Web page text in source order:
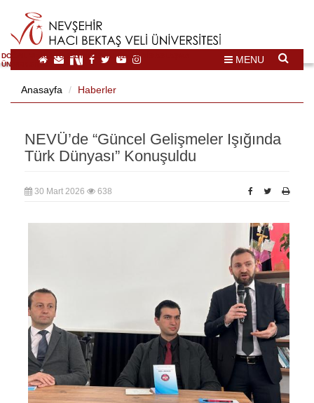
DOĞAL VE KÜLTÜREL MİRAS TURİZMİ İHTİSASLAŞMA
ÜNİVERSİTESİ
MENU
Anasayfa Haberler
NEVÜ’de “Güncel Gelişmeler Işığında
Türk Dünyası” Konuşuldu
30 Mart 2026 638